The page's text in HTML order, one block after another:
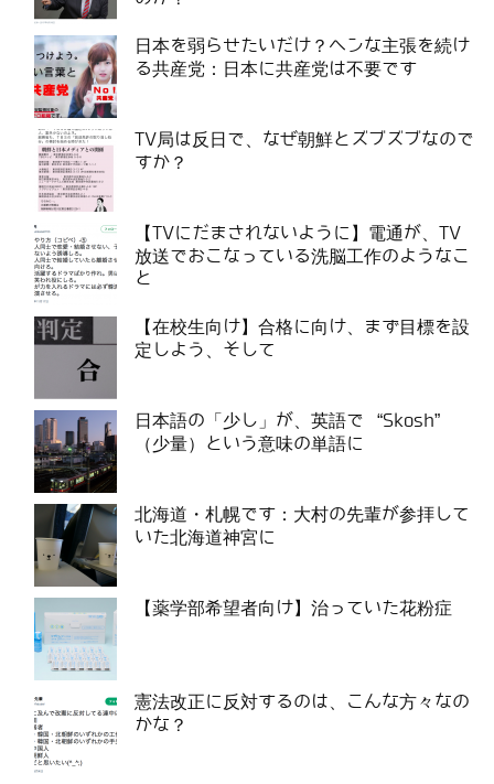
日本を弱らせたいだけ？ヘンな主張を続け
る共産党：日本に共産党は不要です
TV局は反日で、なぜ朝鮮とズブズブなので
すか？
【TVにだまされないように】電通が、TV
放送でおこなっている洗脳工作のようなこ
と
【在校生向け】合格に向け、まず目標を設
定しよう、そして
日本語の「少し」が、英語で “Skosh”
（少量）という意味の単語に
北海道・札幌です：大村の先輩が参拝して
いた北海道神宮に
【薬学部希望者向け】治っていた花粉症
憲法改正に反対するのは、こんな方々なの
かな？